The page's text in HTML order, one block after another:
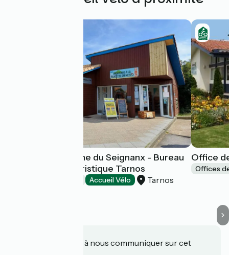
Office de Tourisme du Seignanx - Bureau
d'information touristique Tarnos
Accueil Vélo Tarnos
Office
Offices
Une information à nous communiquer sur cet